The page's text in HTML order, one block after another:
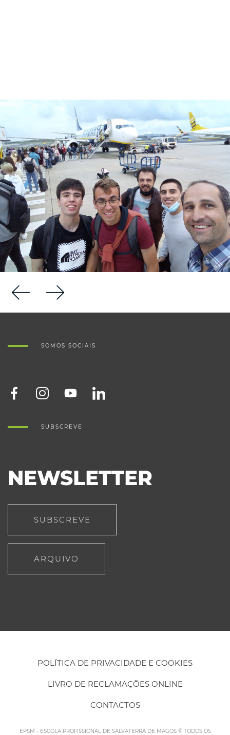
SOMOS SOCIAIS
SUBSCREVE
NEWSLETTER
SUBSCREVE
ARQUIVO
POLÍTICA DE PRIVACIDADE E COOKIES
LIVRO DE RECLAMAÇÕES ONLINE
CONTACTOS
EPSM - ESCOLA PROFISSIONAL DE SALVATERRA DE MAGOS © TODOS OS